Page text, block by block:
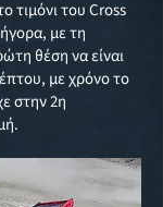
τιμόνι του Cross
με τη
θέση να είναι
με χρόνο το
στην 2η